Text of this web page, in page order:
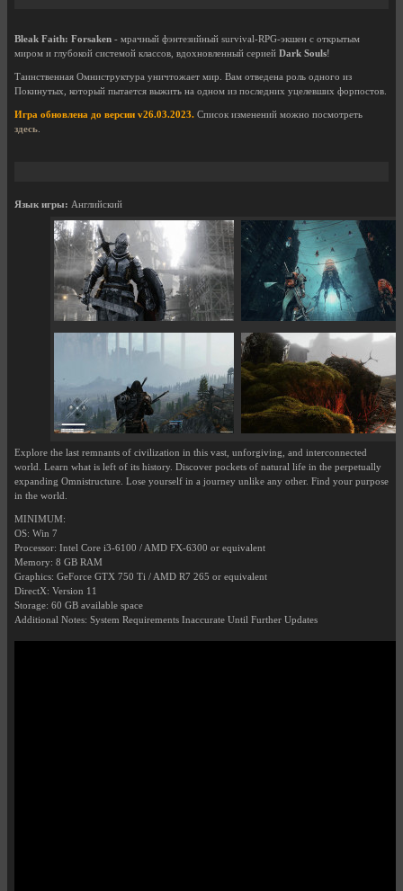
Bleak Faith: Forsaken - мрачный фэнтезийный survival-RPG-экшен с открытым
миром и глубокой системой классов, вдохновленный серией Dark Souls!
Таинственная Омниструктура уничтожает мир. Вам отведена роль одного из
Покинутых, который пытается выжить на одном из последних уцелевших форпостов.
Игра обновлена до версии v26.03.2023. Список изменений можно посмотреть
здесь.
Язык игры: Английский
Explore the last remnants of civilization in this vast, unforgiving, and interconnected
world. Learn what is left of its history. Discover pockets of natural life in the perpetually
expanding Omnistructure. Lose yourself in a journey unlike any other. Find your purpose
in the world.
MINIMUM:
OS: Win 7
Processor: Intel Core i3-6100 / AMD FX-6300 or equivalent
Memory: 8 GB RAM
Graphics: GeForce GTX 750 Ti / AMD R7 265 or equivalent
DirectX: Version 11
Storage: 60 GB available space
Additional Notes: System Requirements Inaccurate Until Further Updates